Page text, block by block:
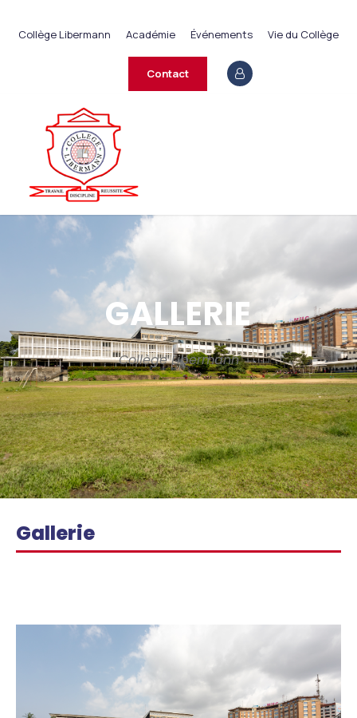
Collège Libermann
Académie Événements
Vie du Collège
Contact
GALLERIE
Collège Libermann
Gallerie